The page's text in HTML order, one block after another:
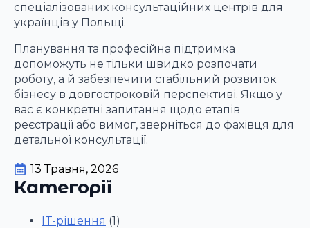
спеціалізованих консультаційних центрів для
українців у Польщі.
Планування та професійна підтримка
допоможуть не тільки швидко розпочати
роботу, а й забезпечити стабільний розвиток
бізнесу в довгостроковій перспективі. Якщо у
вас є конкретні запитання щодо етапів
реєстрації або вимог, зверніться до фахівця для
детальної консультації.
13 Травня, 2026
Категорії
IT-рішення (1)